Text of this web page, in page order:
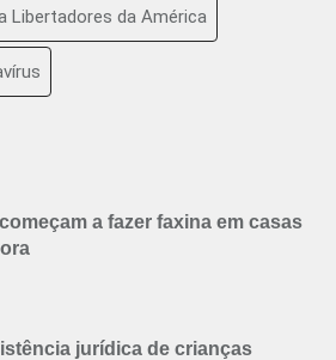
Libertadores da América
a fazer faxina em casas
jurídica de crianças